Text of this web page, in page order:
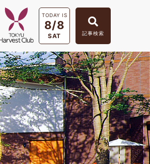
TODAY IS
8/8
SAT 記事検索